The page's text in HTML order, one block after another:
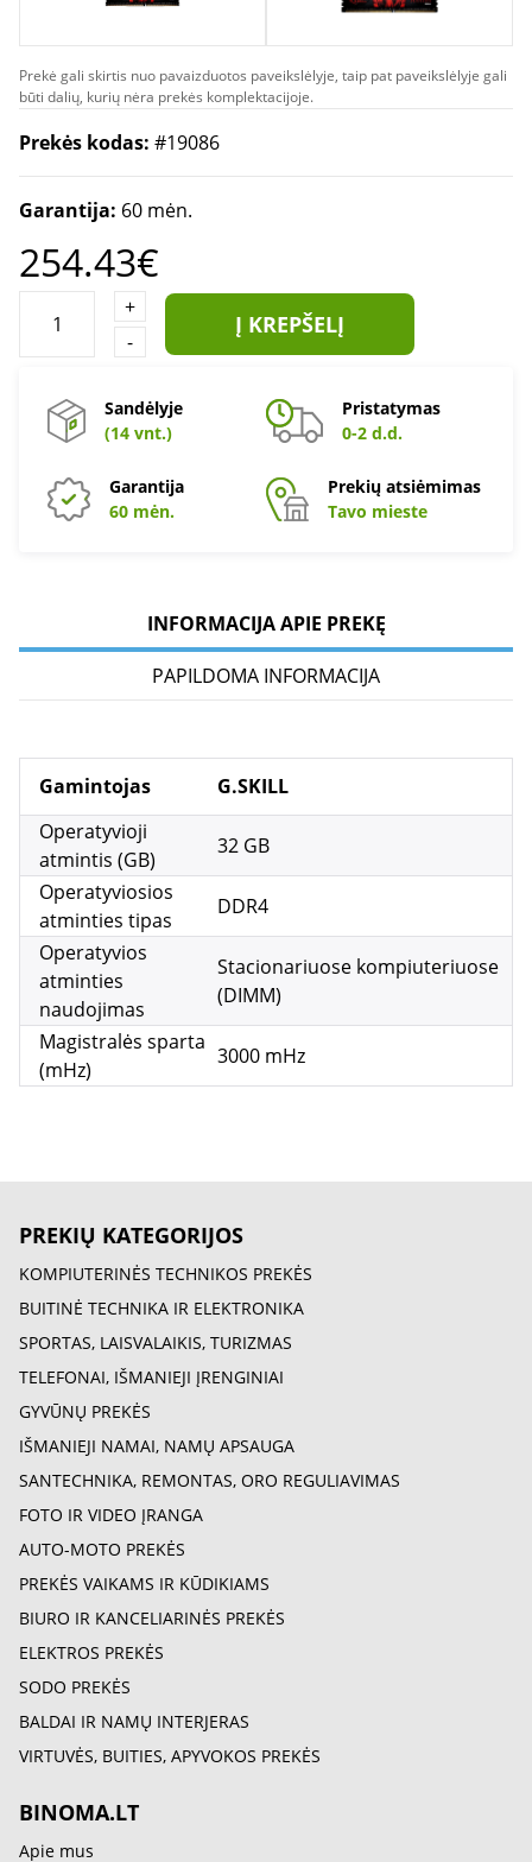
Prekė gali skirtis nuo pavaizduotos paveikslėlyje, taip pat paveikslėlyje gali
būti dalių, kurių nėra prekės komplektacijoje.
Prekės kodas: #19086
Garantija: 60 mėn.
254.43€
+
-
Į KREPŠELĮ
Sandėlyje
(14 vnt.)
Pristatymas
0-2 d.d.
Garantija
60 mėn.
Prekių atsiėmimas
Tavo mieste
INFORMACIJA APIE PREKĘ
PAPILDOMA INFORMACIJA
Gamintojas
G.SKILL
Operatyvioji
atmintis (GB)
32 GB
Operatyviosios
atminties tipas
DDR4
Operatyvios
atminties
naudojimas
Stacionariuose kompiuteriuose
(DIMM)
Magistralės sparta
(mHz)
3000 mHz
PREKIŲ KATEGORIJOS
KOMPIUTERINĖS TECHNIKOS PREKĖS
BUITINĖ TECHNIKA IR ELEKTRONIKA
SPORTAS, LAISVALAIKIS, TURIZMAS
TELEFONAI, IŠMANIEJI ĮRENGINIAI
GYVŪNŲ PREKĖS
IŠMANIEJI NAMAI, NAMŲ APSAUGA
SANTECHNIKA, REMONTAS, ORO REGULIAVIMAS
FOTO IR VIDEO ĮRANGA
AUTO-MOTO PREKĖS
PREKĖS VAIKAMS IR KŪDIKIAMS
BIURO IR KANCELIARINĖS PREKĖS
ELEKTROS PREKĖS
SODO PREKĖS
BALDAI IR NAMŲ INTERJERAS
VIRTUVĖS, BUITIES, APYVOKOS PREKĖS
BINOMA.LT
Apie mus